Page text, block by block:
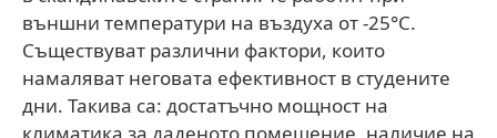
външни температури на въздуха от -25°С.
Съществуват различни фактори, които
намаляват неговата ефективност в студените
дни. Такива са: достатъчно мощност на
климатика за даденото помещение, наличие на